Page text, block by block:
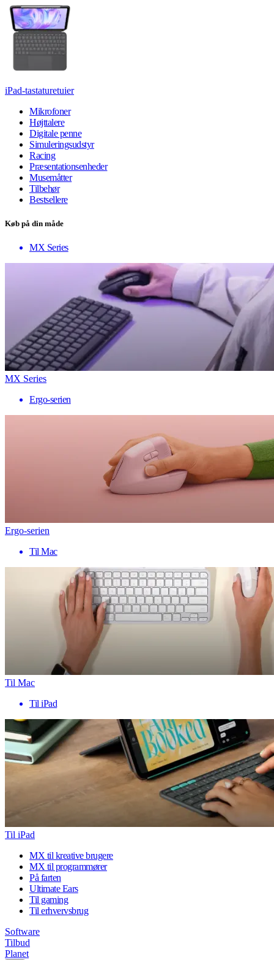
iPad-tastaturetuier
Mikrofoner
Højttalere
Digitale penne
Simuleringsudstyr
Racing
Præsentationsenheder
Musemåtter
Tilbehør
Bestsellere
Køb på din måde
MX Series
MX Series
Ergo-serien
Ergo-serien
Til Mac
Til Mac
Til iPad
Til iPad
MX til kreative brugere
MX til programmører
På farten
Ultimate Ears
Til gaming
Til erhvervsbrug
Software
Tilbud
Planet